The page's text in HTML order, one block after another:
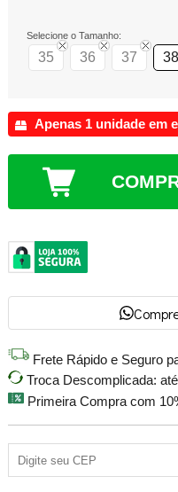
Selecione o Tamanho:
35 36 37 38
Apenas 1 unidade em
Frete Rápido e Seguro
Troca Descomplicada:
Primeira Compra com